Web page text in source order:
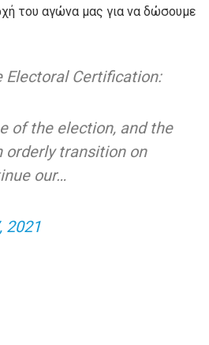
του αγώνα μας για να δώσουμε
Electoral Certification:
of the election, and the
orderly transition on
our…
2021